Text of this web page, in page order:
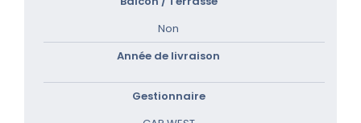
Non
Année de livraison
Gestionnaire